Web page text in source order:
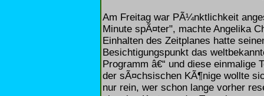
Am Freitag war PÃ¼nktlichkeit
Minute spÃ¤ter", machte Angelika
Einhalten des Zeitplanes hatte
Besichtigungspunkt das
Programm â€“ und diese einmalige
der sÃ¤chsischen KÃ¶nige wollte
nur rein, wer schon lange vorher